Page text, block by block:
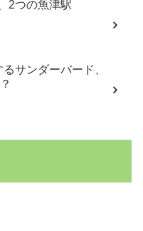
2つの魚津駅
サンダーバード、